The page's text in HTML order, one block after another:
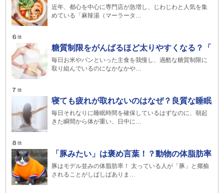
近年、都心を中心に専門店が急増し、じわじわと人気を集
めている「麻辣湯（マーラータ…
糖質制限をがんばるほど太りやすくなる？「
毎日お米やパンといった主食を我慢し、過酷な糖質制限に
取り組んでいるのになかなかや…
寝ても疲れが取れないのはなぜ？良質な睡眠
毎日それなりに睡眠時間を確保しているはずなのに、朝起
きた瞬間から体が重い、日中に…
「豚みたい」は褒め言葉！？動物の体脂肪率
豚はモデル並みの体脂肪率！ 太っている人が「豚」と揶揄
されることがしばしばありま…